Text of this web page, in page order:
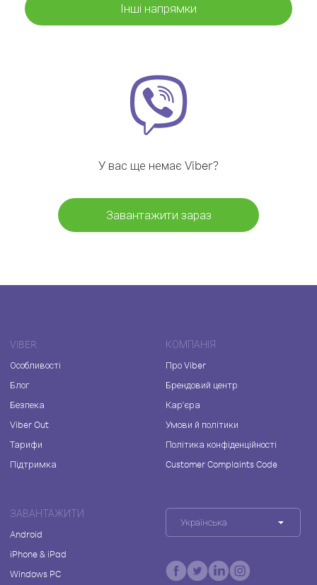
Інші напрямки
У вас ще немає Viber?
Завантажити зараз
VIBER
Особливості
Блог
Безпека
Viber Out
Тарифи
Підтримка
КОМПАНІЯ
Про Viber
Брендовий центр
Кар'єра
Умови й політики
Політика конфіденційності
Customer Complaints Code
ЗАВАНТАЖИТИ
Android
iPhone & iPad
Windows PC
Українська